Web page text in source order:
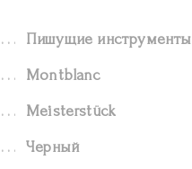
Пишущие инструменты
Montblanc
Meisterstück
Черный